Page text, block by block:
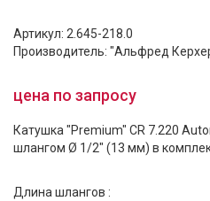
Артикул: 2.645-218.0
Производитель: "Альфред
цена по запросу
Катушка "Premium" CR 7.220
шлангом Ø 1/2" (13 мм) в
Длина шлангов :